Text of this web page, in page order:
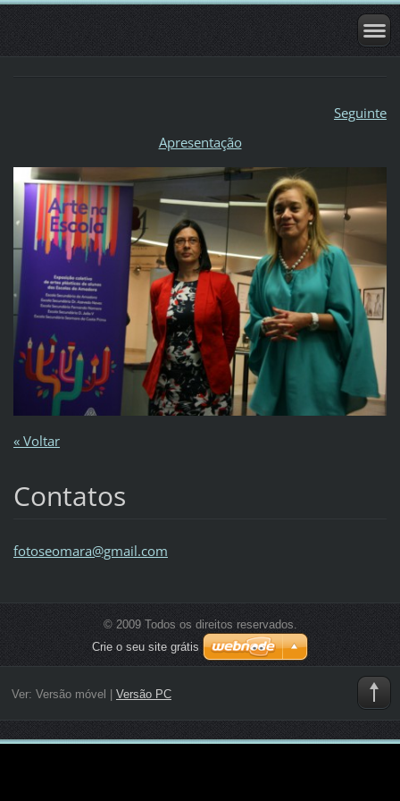
Seguinte
Apresentação
« Voltar
Contatos
fotoseomara@gmail.com
© 2009 Todos os direitos reservados.
Crie o seu site grátis
Ver: Versão móvel | Versão PC